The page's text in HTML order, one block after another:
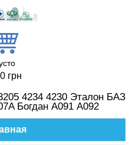
грн
4234 4230 Эталон БАЗ
Богдан А091 А092